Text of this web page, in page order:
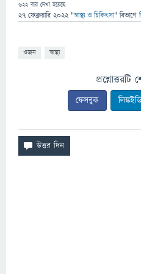
622বার দেখা হয়েছে
27 ফেব্রুয়ারি 2022 "স্বাস্থ্য ও চিকিৎসা" বিভাগে
ওজন স্বাস্থ্য
ফেসবুক